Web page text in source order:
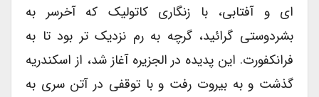
ای و آفتابی، با زنگاری کاتولیک که آخرسر به
بشردوستی گرائید، گرچه به رم نزدیک تر بود تا به
فرانکفورت. این پدیده در الجزیره آغاز شد، از اسکندریه
گذشت و به بیروت رفت و با توقفی در آتن سری به